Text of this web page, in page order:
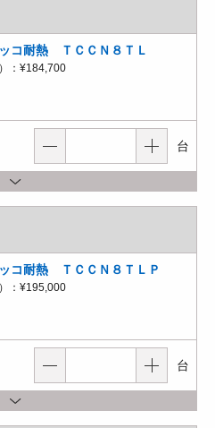
コ耐熱 ＴＣＣＮ８ＴＬ
： ¥184,700
台
コ耐熱 ＴＣＣＮ８ＴＬＰ
： ¥195,000
台